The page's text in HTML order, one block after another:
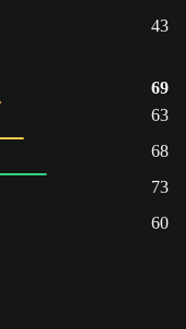
43
69
63
68
73
60